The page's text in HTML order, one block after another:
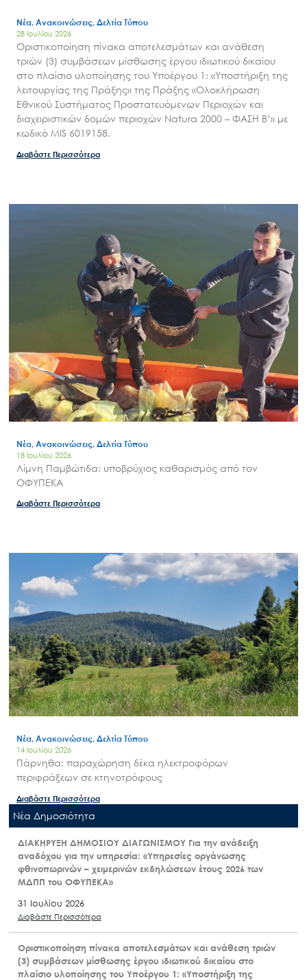
Νέα, Ανακοινώσεις, Δελτία Τύπου
28 Ιουλίου 2026
Οριστικοποίηση πίνακα αποτελεσμάτων και ανάθεση
τριών (3) συμβάσεων μίσθωσης έργου ιδιωτικού δικαίου
στο πλαίσιο υλοποίησης του Υποέργου 1: «Υποστήριξη της
λειτουργίας της Πράξης» της Πράξης «Ολοκλήρωση
Εθνικού Συστήματος Προστατευόμενων Περιοχών και
διαχειριστικών δομών περιοχών Natura 2000 – ΦΑΣΗ Β’» με
κωδικό MIS 6019158.
Διαβάστε Περισσότερα
Νέα, Ανακοινώσεις, Δελτία Τύπου
18 Ιουλίου 2026
Λίμνη Παμβώτιδα: υποβρύχιος καθαρισμός από τον
ΟΦΥΠΕΚΑ
Διαβάστε Περισσότερα
Νέα, Ανακοινώσεις, Δελτία Τύπου
14 Ιουλίου 2026
Πάρνηθα: παραχώρηση δέκα ηλεκτροφόρων
περιφράξεων σε κτηνοτρόφους
Διαβάστε Περισσότερα
Nέα Δημοσιότητα
ΔΙΑΚΗΡΥΞΗ ΔΗΜΟΣΙΟΥ ΔΙΑΓΩΝΙΣΜΟΥ Για την ανάδειξη
αναδόχου για την υπηρεσία: «Υπηρεσίες οργάνωσης
φθινοπωρινών – χειμερινών εκδηλώσεων έτους 2026 των
ΜΔΠΠ του ΟΦΥΠΕΚΑ»
31 Ιουλίου 2026
Διαβάστε Περισσότερα
Οριστικοποίηση πίνακα αποτελεσμάτων και ανάθεση τριών
(3) συμβάσεων μίσθωσης έργου ιδιωτικού δικαίου στο
πλαίσιο υλοποίησης του Υποέργου 1: «Υποστήριξη της